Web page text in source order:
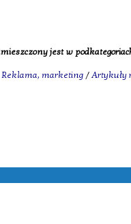
jest w
Reklama, marketing /Artykuły